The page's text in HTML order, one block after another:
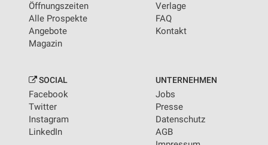
Öffnungszeiten
Alle Prospekte
Angebote
Magazin
Verlage
FAQ
Kontakt
SOCIAL
Facebook
Twitter
Instagram
LinkedIn
UNTERNEHMEN
Jobs
Presse
Datenschutz
AGB